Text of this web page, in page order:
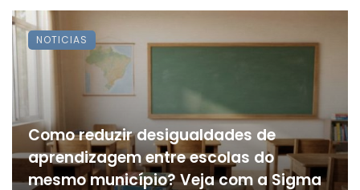
Como reduzir desigualdades de
aprendizagem entre escolas do
mesmo município? Veja com a Sigma
NOTICIAS